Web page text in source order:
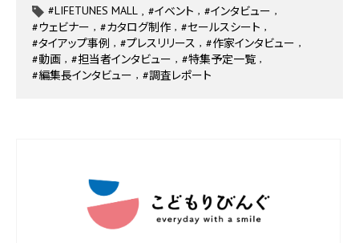
#LIFETUNES MALL #イベント
#インタビュー
#ウェビナー
#カタログ制作
#セールスシート
#タイアップ事例
#プレスリリース
#作家インタビュー
#動画
#担当者インタビュー
#特集予定一覧
#編集長インタビュー
#調査レポート